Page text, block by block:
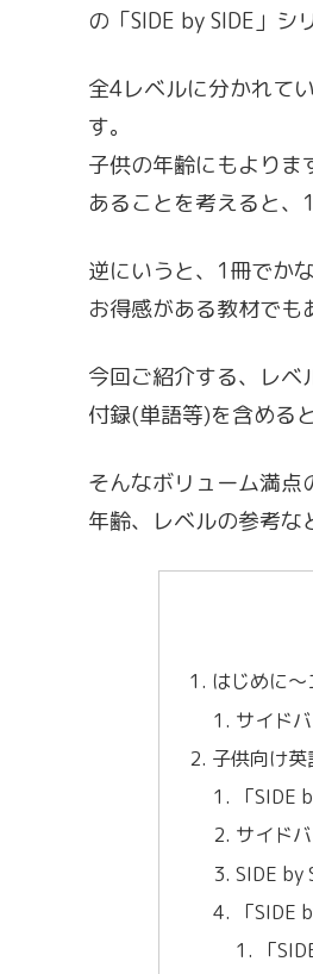
の「SIDE by SIDE」シ
全4レベルに分かれて
す。
子供の年齢にもより
あることを考えると、
逆にいうと、1冊でか
お得感がある教材でも
今回ご紹介する、レベ
付録(単語等)を含める
そんなボリューム満点
年齢、レベルの参考な
はじめに
サイド
子供向け
「SIDE
サイド
SIDE by
「
「